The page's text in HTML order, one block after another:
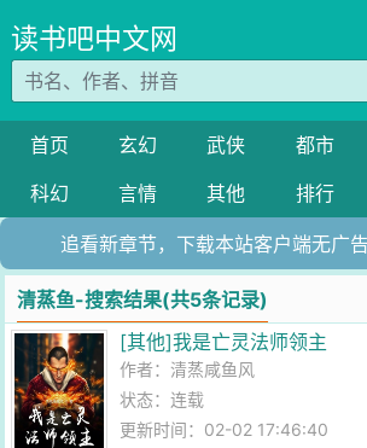
读书吧中文网
首页 玄幻 武侠 都市
科幻
言情 其他 排行
追看新章节，下载本站客户端无广
清蒸鱼-搜索结果(共5条记录)
[其他]我是亡灵法师领主
作者： 清蒸咸鱼风
状态：连载
更新时间：02-02 17:46:40